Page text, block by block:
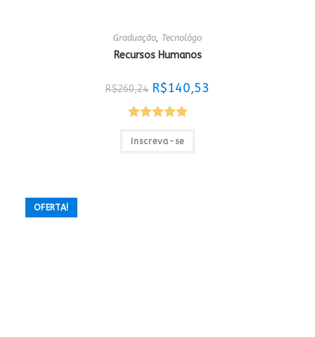
Graduação Tecnológo
Recursos Humanos
R$260,24 O
preço
original
era:
R$140,53
Avaliação
5.00de 5
Inscreva-se
OFERTA!